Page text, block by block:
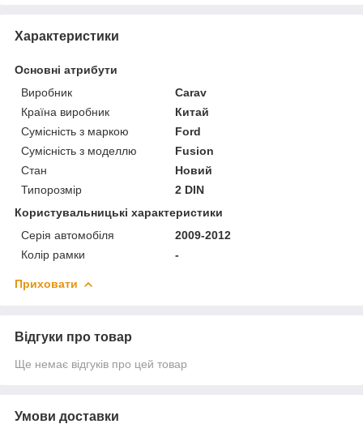
Характеристики
Основні атрибути
Виробник
Carav
Країна виробник
Китай
Сумісність з маркою
Ford
Сумісність з моделлю
Fusion
Стан
Новий
Типорозмір
2 DIN
Користувальницькі характеристики
Серія автомобіля
2009-2012
Колір рамки
-
Приховати
Відгуки про товар
Ще немає відгуків про цей товар
Умови доставки